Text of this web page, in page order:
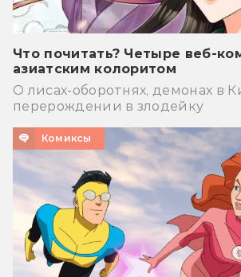
Что почитать? Четыре веб-
азиатским колоритом
О лисах-оборотнях, демонах в
перерождении в злодейку
Комиксы